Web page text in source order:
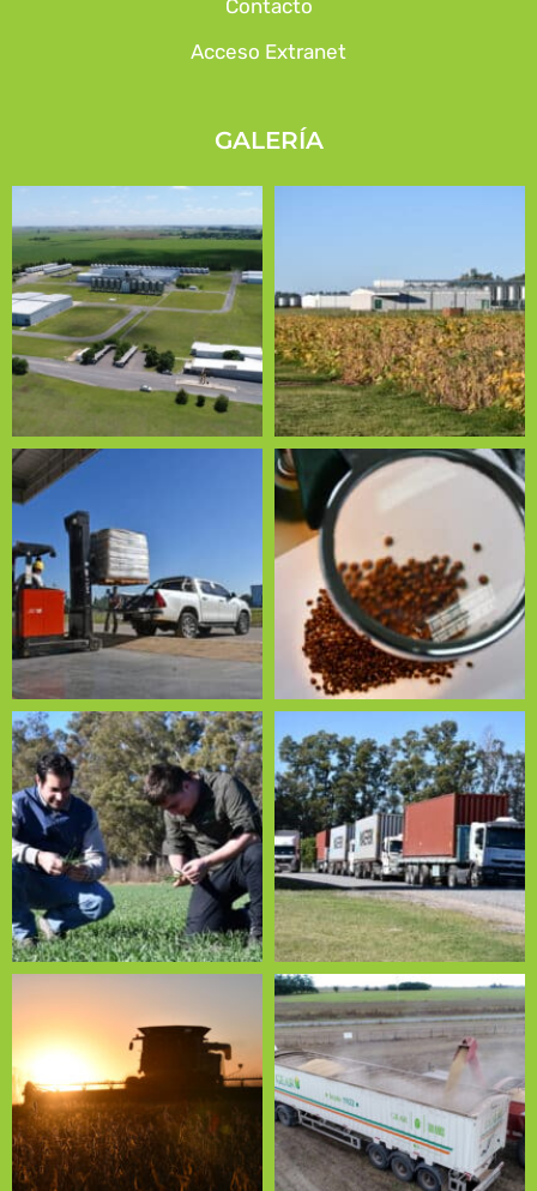
Contacto
Acceso Extranet
GALERÍA